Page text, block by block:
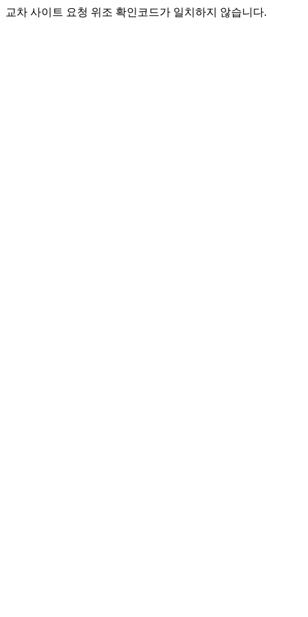
교차 사이트 요청 위조 확인코드가 일치하지 않습니다.